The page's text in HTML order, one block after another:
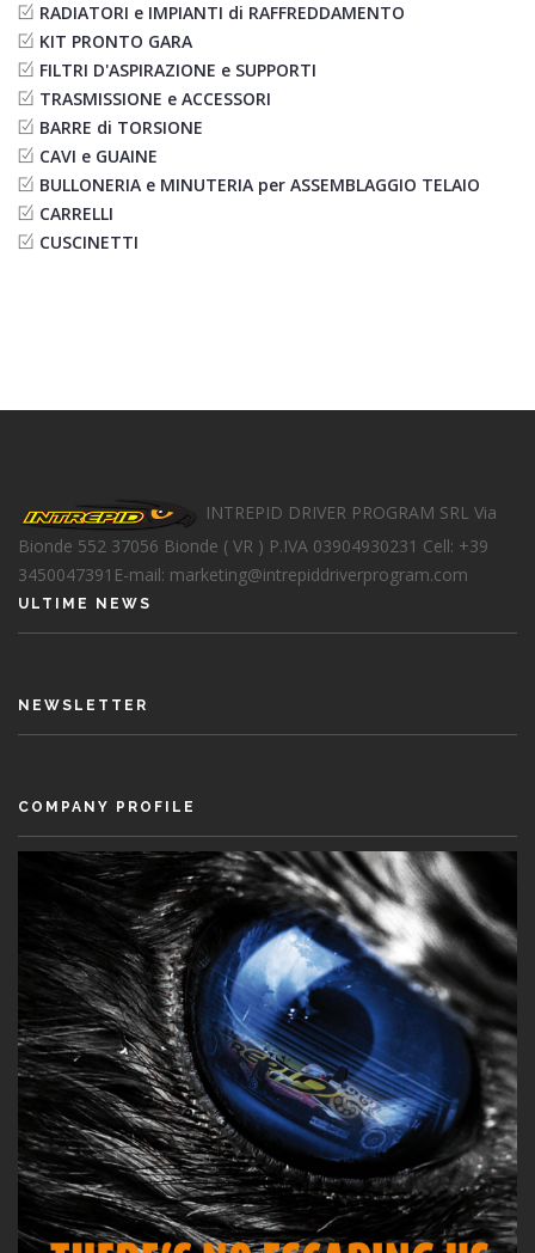
RADIATORI e IMPIANTI di RAFFREDDAMENTO
KIT PRONTO GARA
FILTRI D'ASPIRAZIONE e SUPPORTI
TRASMISSIONE e ACCESSORI
BARRE di TORSIONE
CAVI e GUAINE
BULLONERIA e MINUTERIA per ASSEMBLAGGIO TELAIO
CARRELLI
CUSCINETTI
INTREPID DRIVER PROGRAM SRLVia
Bionde 552 37056 Bionde ( VR ) P.IVA 03904930231 Cell: +39
3450047391 E-mail: marketing@intrepiddriverprogram.com
ULTIME NEWS
NEWSLETTER
COMPANY PROFILE